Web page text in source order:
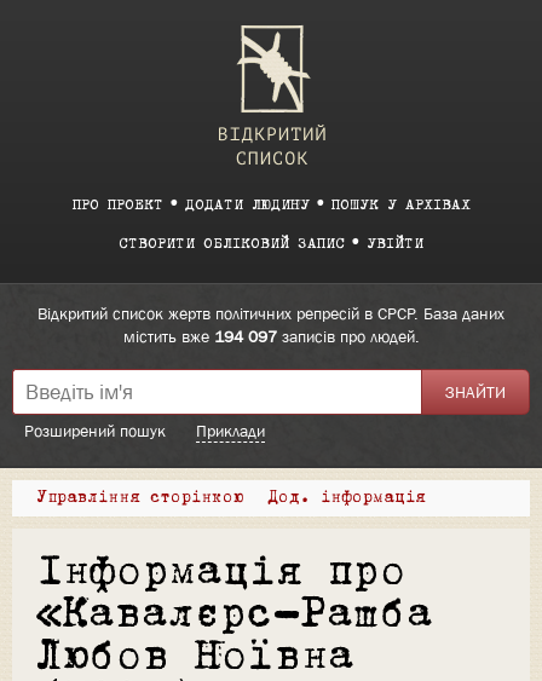
ПРО ПРОЕКТ ДОДАТИ ЛЮДИНУ ПОШУК У АРХІВАХ
СТВОРИТИ ОБЛІКОВИЙ ЗАПИС УВІЙТИ
Відкритий список жертв політичних репресій в СРСР. База даних
містить вже 194 097записів про людей.
Розширений пошук Приклади
Управління сторінкою Дод. інформація
Інформація про
«Кавалєрс-Рашба
Любов Ноївна